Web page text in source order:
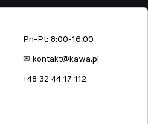
Pn-Pt: 8:00-16:00
✉ kontakt@kawa.pl
+48 32 44 17 112